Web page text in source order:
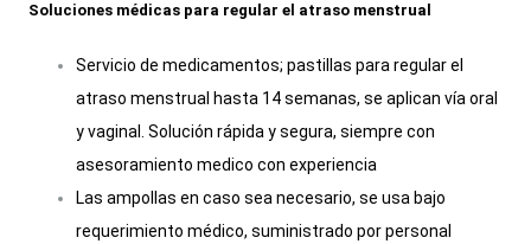
Soluciones médicas para regular el atraso menstrual
Servicio de medicamentos; pastillas para regular el
atraso menstrual hasta 14 semanas, se aplican vía oral
y vaginal. Solución rápida y segura, siempre con
asesoramiento medico con experiencia
Las ampollas en caso sea necesario, se usa bajo
requerimiento médico, suministrado por personal